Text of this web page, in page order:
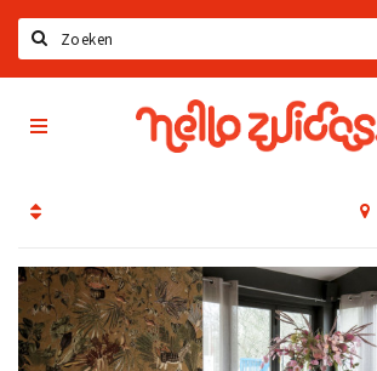
Home
Upcoming events
Offers & Deals
Restaurants
Hello
Zuidas
App